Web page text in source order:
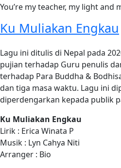
You’re my teacher, my light and
Ku Muliakan Engkau
Lagu ini ditulis di Nepal pada
pujian terhadap Guru penulis
terhadap Para Buddha &
dan tiga masa waktu. Lagu ini
diperdengarkan kepada publik
Ku Muliakan Engkau
Lirik : Erica Winata P
Musik : Lyn Cahya Niti
Arranger : Bio